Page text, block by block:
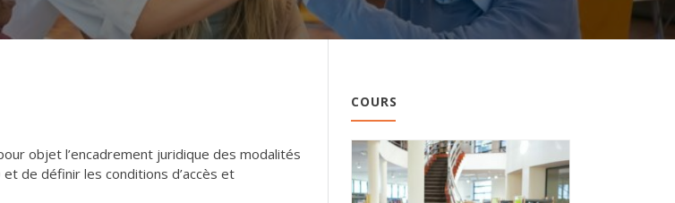
objet l’encadrement juridique des modalités
de définir les conditions d’accès et
COURS